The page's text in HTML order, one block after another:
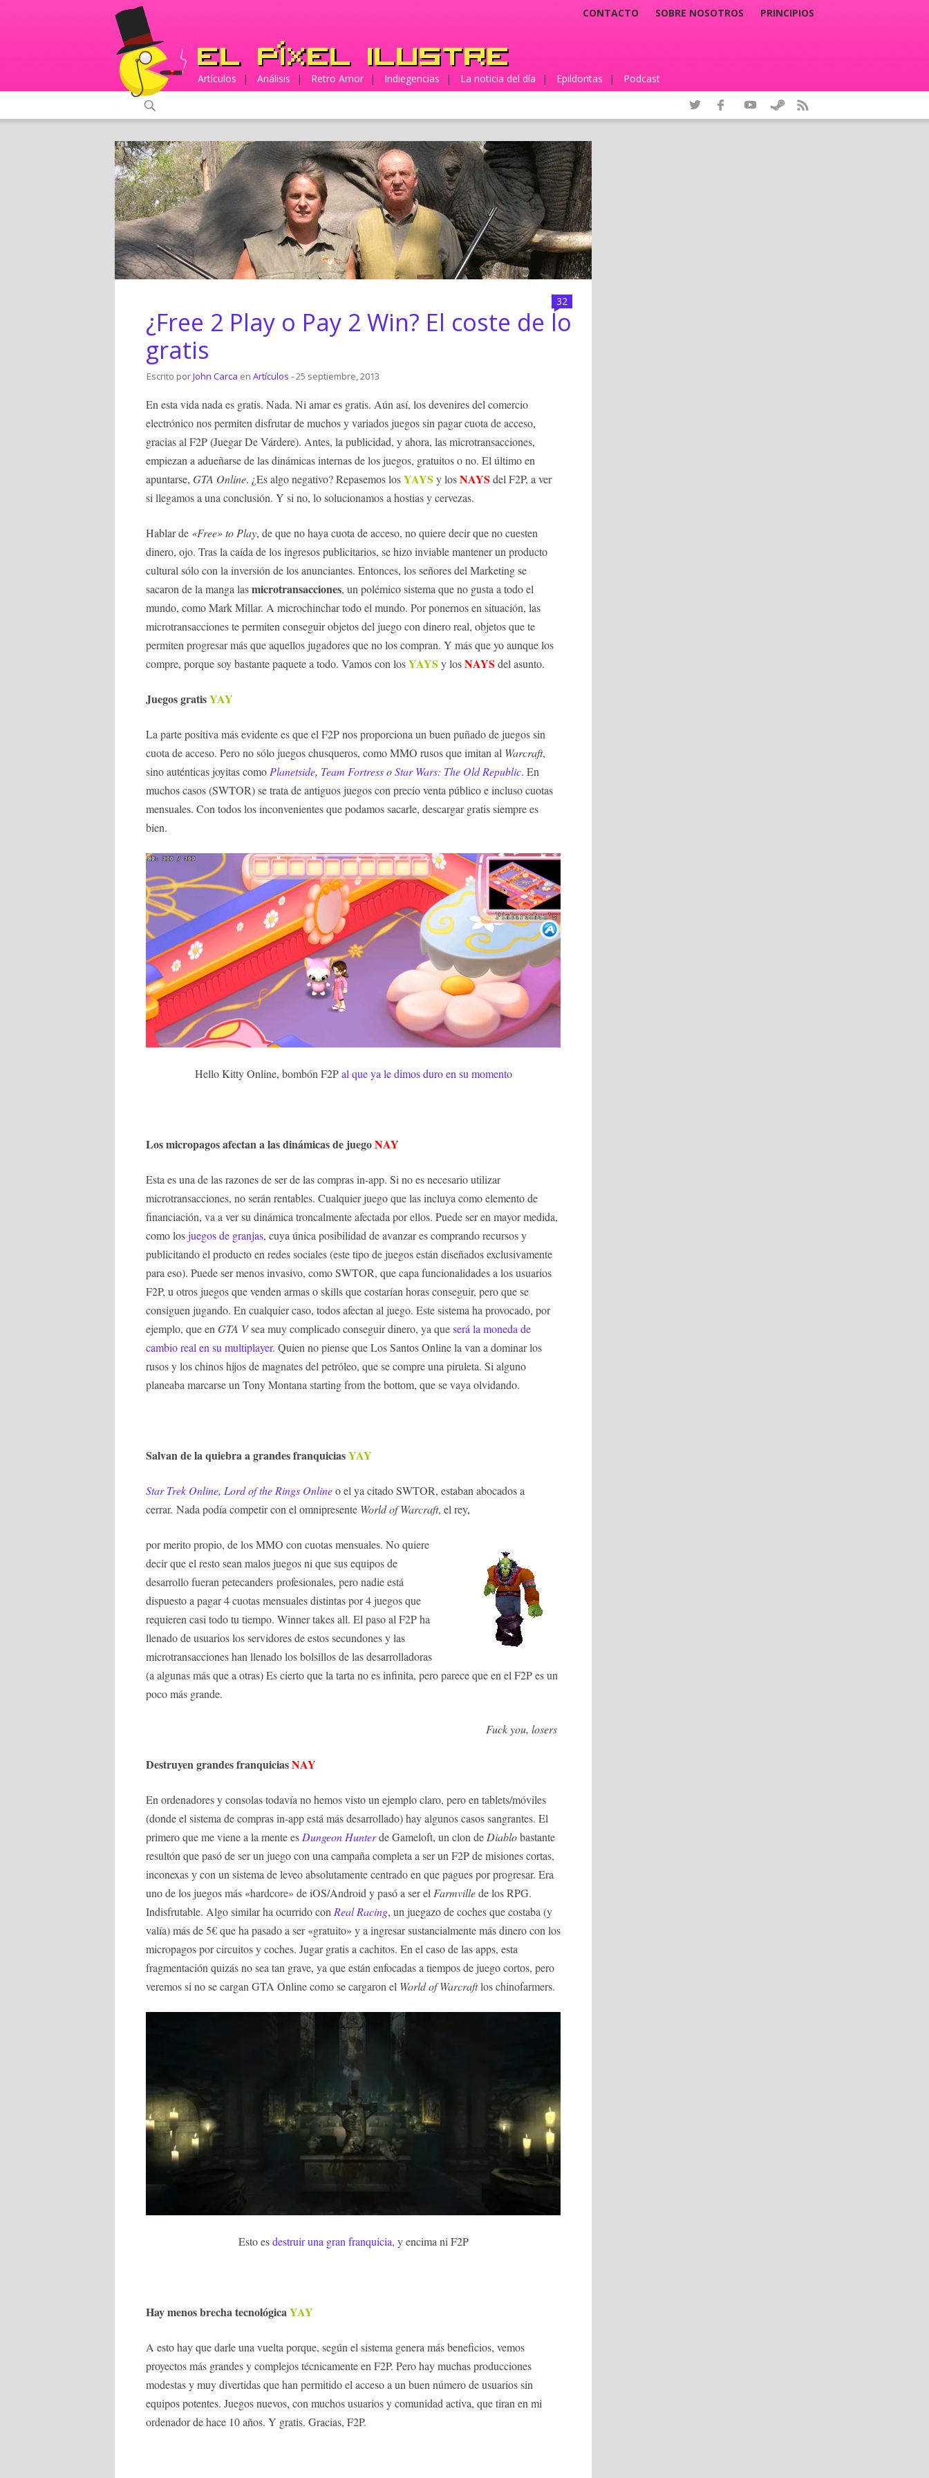
CONTACTO SOBRE NOSOTROS PRINCIPIOS
Artículos | Análisis | Retro Amor | Indiegencias | La noticia del día | Epildoritas | Podcast
32
¿Free 2 Play o Pay 2 Win? El coste de lo
gratis
Escrito porJohn Carca en Artículos - 25 septiembre, 2013
En esta vida nada es gratis. Nada. Ni amar es gratis. Aún así, los devenires del comercio
electrónico nos permiten disfrutar de muchos y variados juegos sin pagar cuota de acceso,
gracias al F2P (Juegar De Várdere). Antes, la publicidad, y ahora, las microtransacciones,
empiezan a adueñarse de las dinámicas internas de los juegos, gratuitos o no. El último en
apuntarse, GTA Online. ¿Es algo negativo? Repasemos losYAYS y losNAYS del F2P, a ver
si llegamos a una conclusión. Y si no, lo solucionamos a hostias y cervezas.
Hablar de «Free» to Play, de que no haya cuota de acceso, no quiere decir que no cuesten
dinero, ojo. Tras la caída de los ingresos publicitarios, se hizo inviable mantener un producto
cultural sólo con la inversión de los anunciantes. Entonces, los señores del Marketing se
sacaron de la manga lasmicrotransacciones, un polémico sistema que no gusta a todo el
mundo, como Mark Millar. A microchinchar todo el mundo. Por ponernos en situación, las
microtransacciones te permiten conseguir objetos del juego con dinero real, objetos que te
permiten progresar más que aquellos jugadores que no los compran. Y más que yo aunque los
compre, porque soy bastante paquete a todo. Vamos con losYAYS y losNAYS del asunto.
Juegos gratisYAY
La parte positiva más evidente es que el F2P nos proporciona un buen puñado de juegos sin
cuota de acceso. Pero no sólo juegos chusqueros, como MMO rusos que imitan al Warcraft,
sino auténticas joyitas como Planetside, Team FortressoStar Wars: The Old Republic. En
muchos casos (SWTOR) se trata de antiguos juegos con precio venta público e incluso cuotas
mensuales. Con todos los inconvenientes que podamos sacarle, descargar gratis siempre es
bien.
Hello Kitty Online, bombón F2Pal que ya le dimos duro en su momento
Los micropagos afectan a las dinámicas de juegoNAY
Esta es una de las razones de ser de las compras in-app. Si no es necesario utilizar
microtransacciones, no serán rentables. Cualquier juego que las incluya como elemento de
financiación, va a ver su dinámica troncalmente afectada por ellos. Puede ser en mayor medida,
como losjuegos de granjas, cuya única posibilidad de avanzar es comprando recursos y
publicitando el producto en redes sociales (este tipo de juegos están diseñados exclusivamente
para eso). Puede ser menos invasivo, como SWTOR, que capa funcionalidades a los usuarios
F2P, u otros juegos que venden armas o skills que costarían horas conseguir, pero que se
consiguen jugando. En cualquier caso, todos afectan al juego. Este sistema ha provocado, por
ejemplo, que enGTA Vsea muy complicado conseguir dinero, ya queserá la moneda de
cambio real en su multiplayer. Quien no piense que Los Santos Online la van a dominar los
rusos y los chinos hijos de magnates del petróleo, que se compre una piruleta. Si alguno
planeaba marcarse un Tony Montana starting from the bottom, que se vaya olvidando.
Salvan de la quiebra a grandes franquiciasYAY
Star Trek Online, Lord of the Rings Onlineo el ya citado SWTOR, estaban abocados a
cerrar. Nada podía competir con el omnipresente World of Warcraft, el rey,
por merito propio, de los MMO con cuotas mensuales. No quiere
decir que el resto sean malos juegos ni que sus equipos de
desarrollo fueran petecanders profesionales, pero nadie está
dispuesto a pagar 4 cuotas mensuales distintas por 4 juegos que
requieren casi todo tu tiempo. Winner takes all. El paso al F2P ha
llenado de usuarios los servidores de estos secundones y las
microtransacciones han llenado los bolsillos de las desarrolladoras
(a algunas más que a otras) Es cierto que la tarta no es infinita, pero parece que en el F2P es un
poco más grande.
Fuck you, losers
Destruyen grandes franquiciasNAY
En ordenadores y consolas todavía no hemos visto un ejemplo claro, pero en tablets/móviles
(donde el sistema de compras in-app está más desarrollado) hay algunos casos sangrantes. El
primero que me viene a la mente esDungeon Hunterde Gameloft, un clon deDiablobastante
resultón que pasó de ser un juego con una campaña completa a ser un F2P de misiones cortas,
inconexas y con un sistema de leveo absolutamente centrado en que pagues por progresar. Era
uno de los juegos más «hardcore» de iOS/Android y pasó a ser elFarmvillede los RPG.
Indisfrutable. Algo similar ha ocurrido conReal Racing, un juegazo de coches que costaba (y
valía) más de 5€ que ha pasado a ser «gratuito» y a ingresar sustancialmente más dinero con los
micropagos por circuitos y coches. Jugar gratis a cachitos. En el caso de las apps, esta
fragmentación quizás no sea tan grave, ya que están enfocadas a tiempos de juego cortos, pero
veremos si no se cargan GTA Online como se cargaron el World of Warcraftlos chinofarmers.
Esto esdestruir una gran franquicia, y encima ni F2P
Hay menos brecha tecnológicaYAY
A esto hay que darle una vuelta porque, según el sistema genera más beneficios, vemos
proyectos más grandes y complejos técnicamente en F2P. Pero hay muchas producciones
modestas y muy divertidas que han permitido el acceso a un buen número de usuarios sin
equipos potentes. Juegos nuevos, con muchos usuarios y comunidad activa, que tiran en mi
ordenador de hace 10 años. Y gratis. Gracias, F2P.